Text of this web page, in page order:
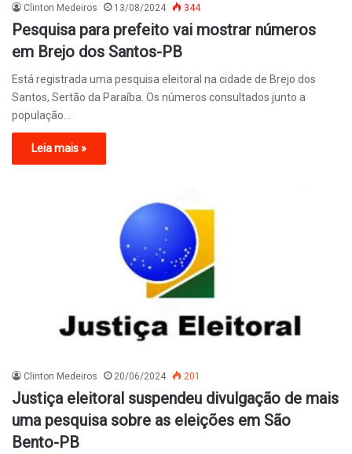
Clinton Medeiros 13/08/2024 344
Pesquisa para prefeito vai mostrar números
em Brejo dos Santos-PB
Está registrada uma pesquisa eleitoral na cidade de Brejo dos
Santos, Sertão da Paraíba. Os números consultados junto a
população…
Leia mais »
Clinton Medeiros 20/06/2024 201
Justiça eleitoral suspendeu divulgação de mais
uma pesquisa sobre as eleições em São
Bento-PB